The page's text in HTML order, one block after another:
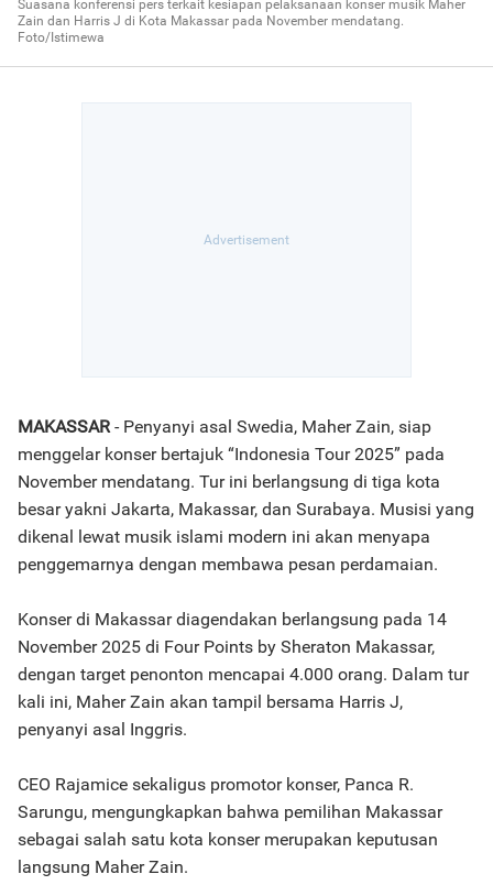
Suasana konferensi pers terkait kesiapan pelaksanaan konser musik Maher
Zain dan Harris J di Kota Makassar pada November mendatang.
Foto/Istimewa
MAKASSAR- Penyanyi asal Swedia, Maher Zain, siap
menggelar konser bertajuk “Indonesia Tour 2025” pada
November mendatang. Tur ini berlangsung di tiga kota
besar yakni Jakarta, Makassar, dan Surabaya. Musisi yang
dikenal lewat musik islami modern ini akan menyapa
penggemarnya dengan membawa pesan perdamaian.
Konser di Makassar diagendakan berlangsung pada 14
November 2025 di Four Points by Sheraton Makassar,
dengan target penonton mencapai 4.000 orang. Dalam tur
kali ini, Maher Zain akan tampil bersama Harris J,
penyanyi asal Inggris.
CEO Rajamice sekaligus promotor konser, Panca R.
Sarungu, mengungkapkan bahwa pemilihan Makassar
sebagai salah satu kota konser merupakan keputusan
langsung Maher Zain.